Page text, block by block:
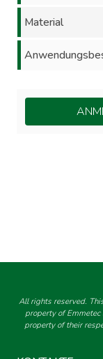
Material
All rights reserved.
property of
property of their